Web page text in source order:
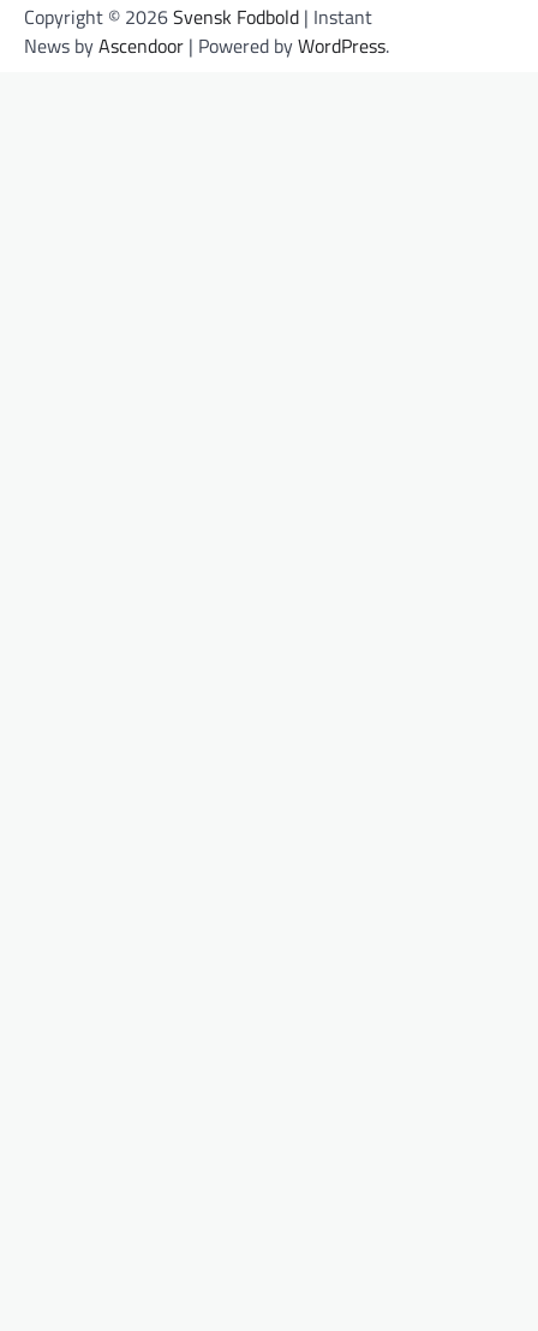
Copyright © 2026Svensk Fodbold | Instant
News byAscendoor | Powered byWordPress.